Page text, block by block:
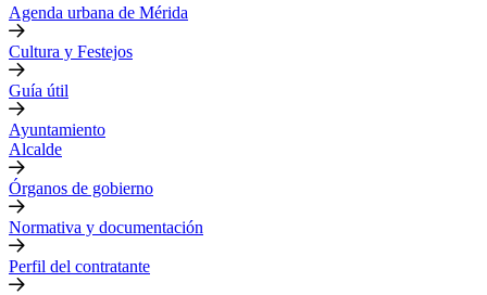
Agenda urbana de Mérida
Cultura y Festejos
Guía útil
Ayuntamiento
Alcalde
Órganos de gobierno
Normativa y documentación
Perfil del contratante